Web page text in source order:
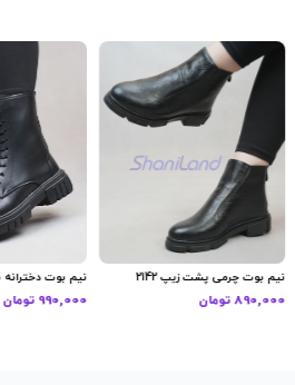
نیم بوت چرمی پشت زیپ 2142
890,000 تومان
نیم بوت دخترانه
990,000 تومان